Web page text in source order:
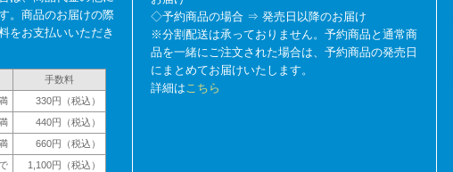
。商品のお届けの際
をお支払いいただき
手数料
330円（税込）
440円（税込）
660円（税込）
1,100円（税込）
◇予約商品の場合 ⇒ 発売日以降のお届け
※分割配送は承っておりません。予約商品と通常商
品を一緒にご注文された場合は、予約商品の発売日
にまとめてお届けいたします。
詳細はこちら